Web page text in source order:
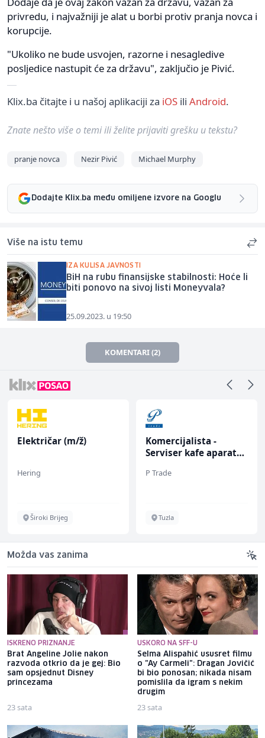
privredu, i najvažniji je alat u borbi protiv pranja novca i
korupcije.
"Ukoliko ne bude usvojen, razorne i nesagledive
posljedice nastupit će za državu", zaključio je Pivić.
Klix.ba čitajte i u našoj aplikaciji za iOS ili Android.
Znate nešto više o temi ili želite prijaviti grešku u tekstu?
pranje novca Nezir Pivić Michael Murphy
Dodajte Klix.ba među omiljene izvore na Googlu
Više na istu temu
IZA KULISA JAVNOSTI
BiH na rubu finansijske stabilnosti: Hoće li
biti ponovo na sivoj listi Moneyvala?
25.09.2023. u 19:50
KOMENTARI (2)
Električar (m/ž)
Hering
Široki Brijeg
Komercijalista -
Serviser kafe aparata
P Trade
Tuzla
Možda vas zanima
ISKRENO PRIZNANJE
Brat Angeline Jolie nakon
razvoda otkrio da je gej: Bio
sam opsjednut Disney
princezama
23 sata
USKORO NA SFF-U
Selma Alispahić ususret filmu
o "Ay Carmeli": Dragan Jovičić
bi bio ponosan; nikada nisam
pomislila da igram s nekim
drugim
23 sata